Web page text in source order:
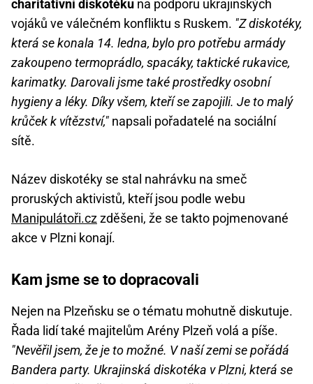
charitativní diskotéku na podporu ukrajinských
vojáků ve válečném konfliktu s Ruskem. "Z diskotéky,
která se konala 14. ledna, bylo pro potřebu armády
zakoupeno termoprádlo, spacáky, taktické rukavice,
karimatky. Darovali jsme také prostředky osobní
hygieny a léky. Díky všem, kteří se zapojili. Je to malý
krůček k vítězství," napsali pořadatelé na sociální
sítě.
Název diskotéky se stal nahrávku na smeč
proruských aktivistů, kteří jsou podle webu
Manipulátoři.czzděšeni, že se takto pojmenované
akce v Plzni konají.
Kam jsme se to dopracovali
Nejen na Plzeňsku se o tématu mohutně diskutuje.
Řada lidí také majitelům Arény Plzeň volá a píše.
"Nevěřil jsem, že je to možné. V naší zemi se pořádá
Bandera party. Ukrajinská diskotéka v Plzni, která se